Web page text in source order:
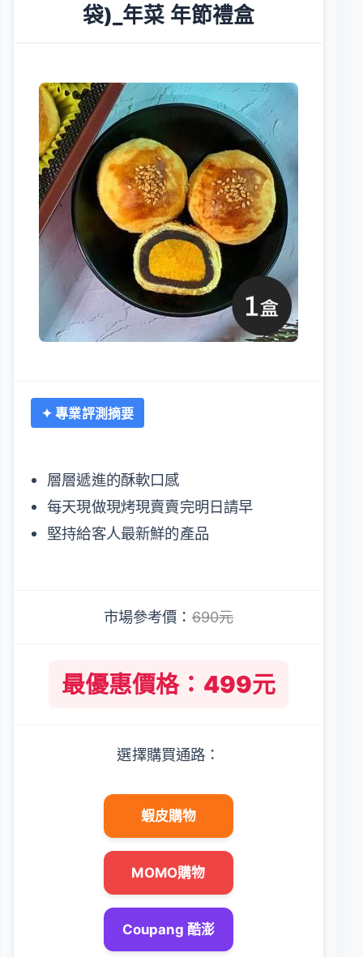
袋)_年菜 年節禮盒
✦ 專業評測摘要
層層遞進的酥軟口感
每天現做現烤現賣賣完明日請早
堅持給客人最新鮮的產品
市場參考價：690元
最優惠價格：499元
選擇購買通路：
蝦皮購物
MOMO購物
Coupang 酷澎